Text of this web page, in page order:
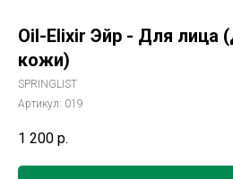
Oil-Elixir Эйр - Для лица
кожи)
SPRINGLIST
Артикул: 019
1 200 р.